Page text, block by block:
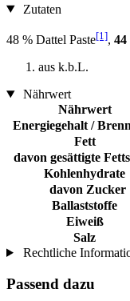
Zutaten
48 % Dattel Paste[1], 44
aus k.b.L.
Nährwert
Nährwert
Energiegehalt /
Fett
davon gesättigte
Kohlenhydrate
davon Zucker
Ballaststoffe
Eiweiß
Salz
Rechtliche
Passend dazu